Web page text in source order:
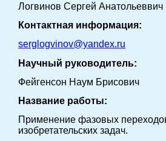
Логвинов Сергей Анатольеввич
Контактная информация:
serglogvinov@yandex.ru
Научный руководитель:
Фейгенсон Наум Брисович
Название работы:
Применение фазовых
изобретательских задач.